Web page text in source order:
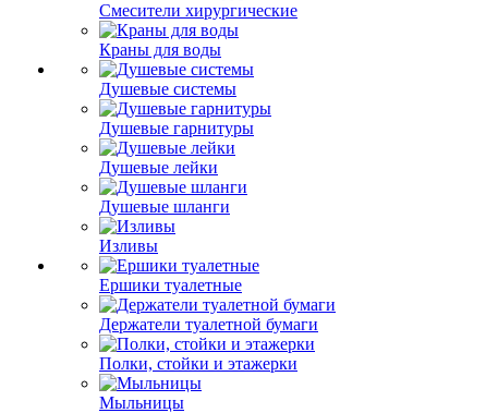
Смесители хирургические
Краны для воды
Душевые системы
Душевые гарнитуры
Душевые лейки
Душевые шланги
Изливы
Ершики туалетные
Держатели туалетной бумаги
Полки, стойки и этажерки
Мыльницы